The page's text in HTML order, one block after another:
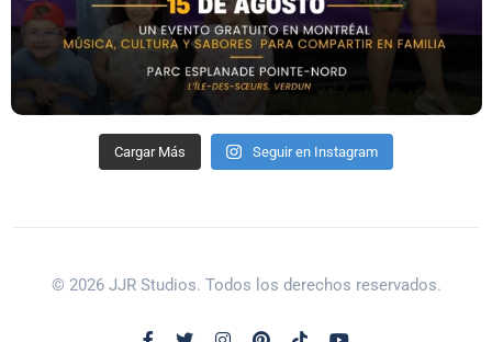
Cargar Más Seguir en Instagram
© 2026 JJR Studios. Todos los derechos reservados.